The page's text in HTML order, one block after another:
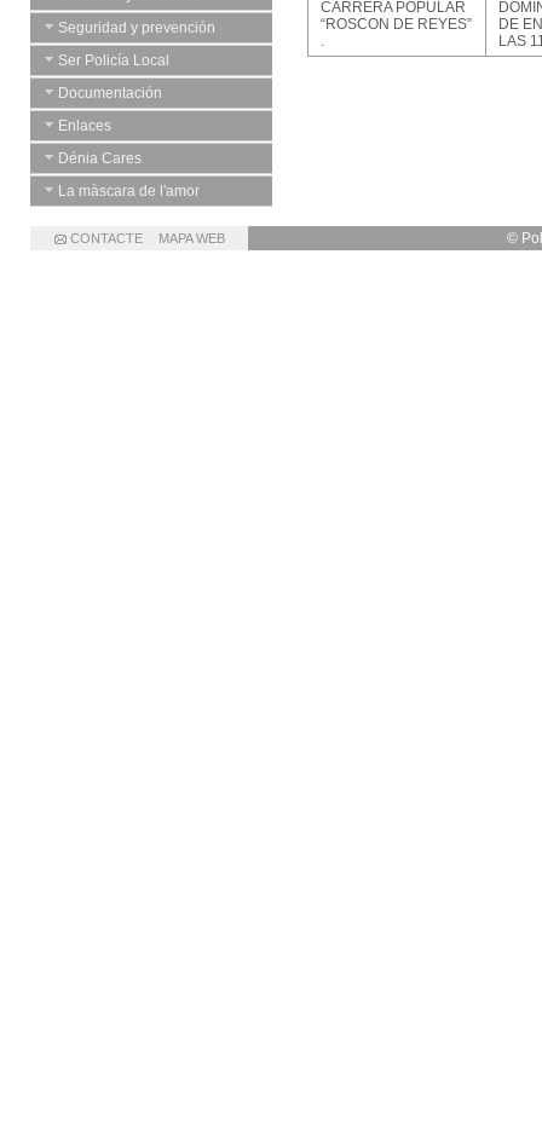
Seguridad y prevención
Ser Policía Local
Documentación
Enlaces
Dénia Cares
La màscara de l'amor
CARRERA POPULAR
“ROSCON DE REYES”
.
DE
LAS
©
CONTACTE MAPA WEB